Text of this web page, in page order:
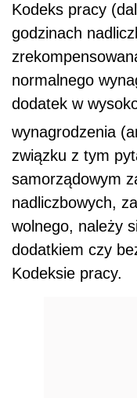
Kodeks pracy
godzinach
normalnego
dodatek w
wynagrodzenia
związku z tym
samorządowym
nadliczbowych,
wolnego, należy
dodatkiem czy
Kodeksie pracy.